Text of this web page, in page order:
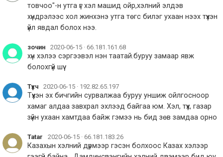
товчоо"-н утга үг хэл машид ойр,хэлний элдэв
хүндрэлээс хол жинхэнэ утга төгс билэг ухаан нээх түүхэн
үйл явдал болох нээ.
зочин 2020-06-15 · 66.181.161.68
хүн хэлээ сэргээвэл нэн таатай.буруу замаар явж
болохгүй шүү
Түүхч 2020-06-15 · 192.82.65.197
Түүхэн эх бичгийн сурвалжаа буруу уншиж ойлгосноор
хамаг алдаа завхрал эхлээд байгаа юм. Хэл, түүх, газар
зүйн ухаан хамтдаа байж гэмээ нь бид зөв замдаа орно
Tatar 2020-06-15 · 66.181.183.26
Казахын хэлний дүрмээр гэсэн болхоос Казах хэлээр